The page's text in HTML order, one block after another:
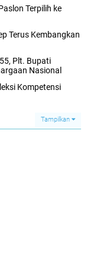
Terpilih ke
Terus Kembangkan
Plt. Bupati
Nasional
Kompetensi
Tampilkan